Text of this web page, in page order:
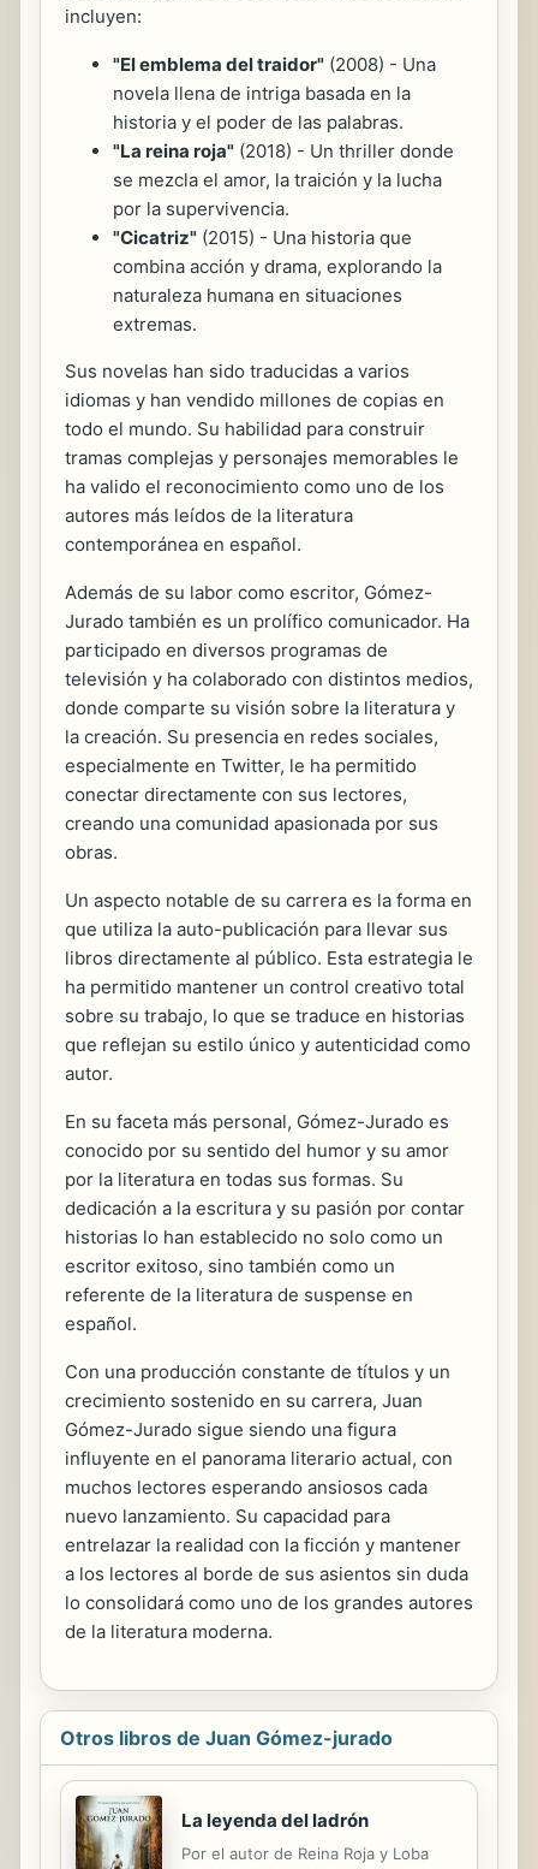
incluyen:
"El emblema del traidor" (2008) - Una
novela llena de intriga basada en la
historia y el poder de las palabras.
"La reina roja" (2018) - Un thriller donde
se mezcla el amor, la traición y la lucha
por la supervivencia.
"Cicatriz" (2015) - Una historia que
combina acción y drama, explorando la
naturaleza humana en situaciones
extremas.
Sus novelas han sido traducidas a varios
idiomas y han vendido millones de copias en
todo el mundo. Su habilidad para construir
tramas complejas y personajes memorables le
ha valido el reconocimiento como uno de los
autores más leídos de la literatura
contemporánea en español.
Además de su labor como escritor, Gómez-
Jurado también es un prolífico comunicador. Ha
participado en diversos programas de
televisión y ha colaborado con distintos medios,
donde comparte su visión sobre la literatura y
la creación. Su presencia en redes sociales,
especialmente en Twitter, le ha permitido
conectar directamente con sus lectores,
creando una comunidad apasionada por sus
obras.
Un aspecto notable de su carrera es la forma en
que utiliza la auto-publicación para llevar sus
libros directamente al público. Esta estrategia le
ha permitido mantener un control creativo total
sobre su trabajo, lo que se traduce en historias
que reflejan su estilo único y autenticidad como
autor.
En su faceta más personal, Gómez-Jurado es
conocido por su sentido del humor y su amor
por la literatura en todas sus formas. Su
dedicación a la escritura y su pasión por contar
historias lo han establecido no solo como un
escritor exitoso, sino también como un
referente de la literatura de suspense en
español.
Con una producción constante de títulos y un
crecimiento sostenido en su carrera, Juan
Gómez-Jurado sigue siendo una figura
influyente en el panorama literario actual, con
muchos lectores esperando ansiosos cada
nuevo lanzamiento. Su capacidad para
entrelazar la realidad con la ficción y mantener
a los lectores al borde de sus asientos sin duda
lo consolidará como uno de los grandes autores
de la literatura moderna.
Otros libros de Juan Gómez-jurado
La leyenda del ladrón
Por el autor de Reina Roja y Loba